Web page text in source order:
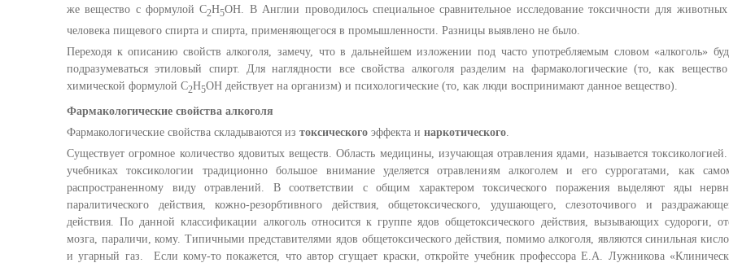
же вещество с формулой С2Н5ОН. В Англии проводилось специальное сравнительное исследование токсичности для
человека пищевого спирта и спирта, применяющегося в промышленности. Разницы выявлено не было.
Переходя к описанию свойств алкоголя, замечу, что в дальнейшем изложении под часто употребляемым словом «алкоголь»
подразумеваться этиловый спирт. Для наглядности все свойства алкоголя разделим на фармакологические (то, как
химической формулой С2Н5ОН действует на организм) и психологические (то, как люди воспринимают данное вещество).
Фармакологические свойства алкоголя
Фармакологические свойства складываются из токсического эффекта и наркотического
Существует огромное количество ядовитых веществ. Область медицины, изучающая отравления ядами, называется
учебниках токсикологии традиционно большое внимание уделяется отравлениям алкоголем и его суррогатами, как
распространенному виду отравлений. В соответствии с общим характером токсического поражения выделяют яды
паралитического действия, кожно-резорбтивного действия, общетоксического, удушающего, слезоточивого и
действия. По данной классификации алкоголь относится к группе ядов общетоксического действия, вызывающих судороги,
мозга, параличи, кому. Типичными представителями ядов общетоксического действия, помимо алкоголя, являются синильная
и угарный газ. Если кому-то покажется, что автор сгущает краски, откройте учебник профессора Е.А. Лужникова